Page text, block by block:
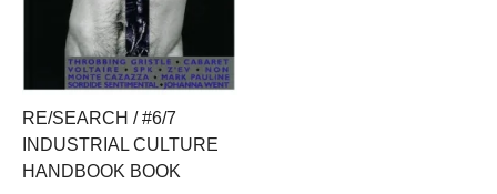
RE/SEARCH / #6/7
INDUSTRIAL CULTURE
HANDBOOK BOOK